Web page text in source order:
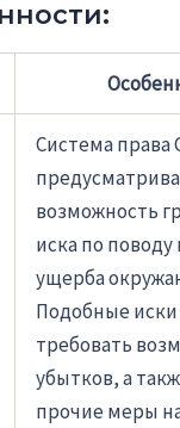
Система права
возможность
иска по
ущерба
Подобные
требовать
убытков, а
прочие меры